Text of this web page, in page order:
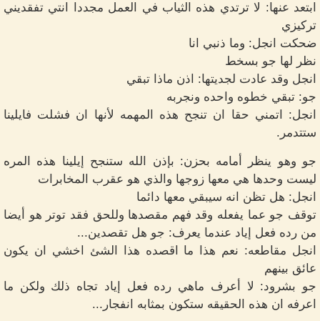
ابتعد عنها: لا ترتدي هذه الثياب في العمل مجددا انتي تفقديني
تركيزي
ضحكت انجل: وما ذنبي انا
نظر لها جو بسخط
انجل وقد عادت لجديتها: اذن ماذا تبقي
جو: تبقي خطوه واحده ونجربه
انجل: اتمني حقا ان تنجح هذه المهمه لأنها ان فشلت فايلينا
ستتدمر.
جو وهو ينظر أمامه بحزن: بإذن الله ستنجح إيلينا هذه المره
ليست وحدها هي معها زوجها والذي هو عقرب المخابرات
انجل: هل تظن انه سيبقي معها دائما
توقف جو عما يفعله وقد فهم مقصدها وللحق فقد توتر هو أيضا
من رده فعل إياد عندما يعرف: جو هل تقصدين...
انجل مقاطعه: نعم هذا ما اقصده هذا الشئ اخشي ان يكون
عائق بينهم
جو بشرود: لا أعرف ماهي رده فعل إياد تجاه ذلك ولكن ما
اعرفه ان هذه الحقيقه ستكون بمثابه انفجار...